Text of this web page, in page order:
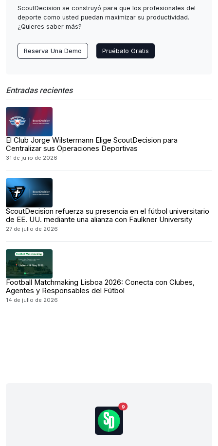
ScoutDecision se construyó para que los profesionales del
deporte como usted puedan maximizar su productividad.
¿Quieres saber más?
Reserva Una Demo Pruébalo Gratis
Entradas recientes
El Club Jorge Wilstermann Elige ScoutDecision para
Centralizar sus Operaciones Deportivas
31 de julio de 2026
ScoutDecision refuerza su presencia en el fútbol universitario
de EE. UU. mediante una alianza con Faulkner University
27 de julio de 2026
Football Matchmaking Lisboa 2026: Conecta con Clubes,
Agentes y Responsables del Fútbol
14 de julio de 2026
9